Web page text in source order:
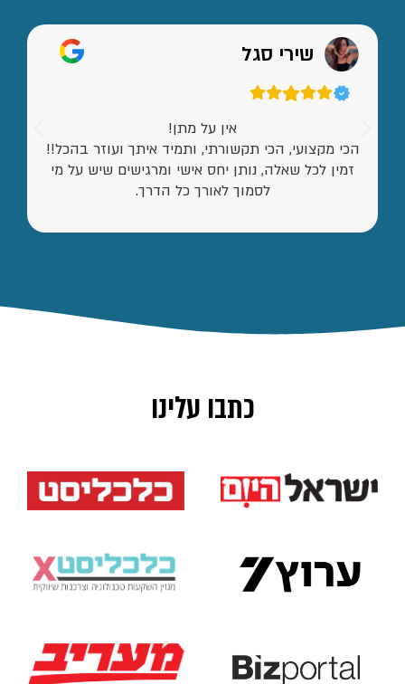
שירי סגל
אין על מתן!
הכי מקצועי, הכי תקשורתי, ותמיד איתך ועוזר בהכל!!
זמין לכל שאלה, נותן יחס אישי ומרגישים שיש על מי
לסמוך לאורך כל הדרך.
כתבו עלינו